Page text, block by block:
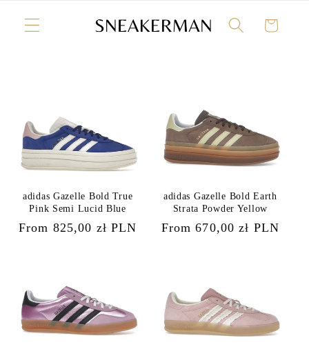
content
Cart
adidas Gazelle Bold True
Pink Semi Lucid Blue
Regular
From 825,00 zł PLN
adidas Gazelle Bold Earth
Strata Powder Yellow
Regular
From 670,00 zł PLN